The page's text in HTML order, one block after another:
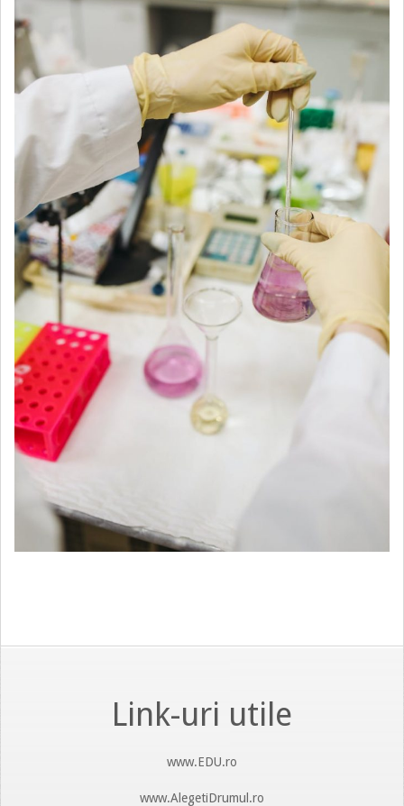
03-
Link-uri utile
www.EDU.ro
www.AlegetiDrumul.ro